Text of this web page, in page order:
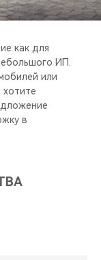
как для
ИП.
или
в